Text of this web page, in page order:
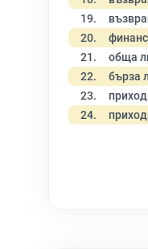
19.
20.
21. обща
22. бърза
23.
24.